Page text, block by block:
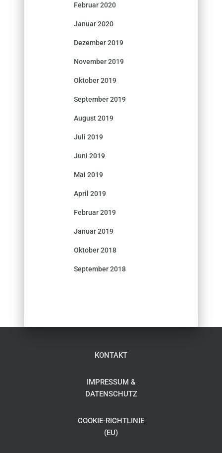
Februar 2020
Januar 2020
Dezember 2019
November 2019
Oktober 2019
September 2019
August 2019
Juli 2019
Juni 2019
Mai 2019
April 2019
Februar 2019
Januar 2019
Oktober 2018
September 2018
KONTAKT
IMPRESSUM &
DATENSCHUTZ
COOKIE-RICHTLINIE
(EU)